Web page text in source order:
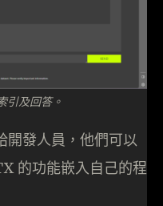
引及回答。
發人員，他們可以
的功能嵌入自己的程